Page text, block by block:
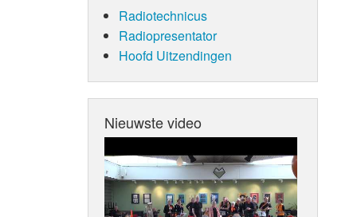
Radiotechnicus
Radiopresentator
Hoofd Uitzendingen
Nieuwste video